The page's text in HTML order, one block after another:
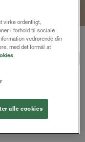
Både online og i gardinbussen
Læs opmålingsvejledningen
virke ordentligt,
i forhold til sociale
vedrørende din
med det formål at
alle cookies